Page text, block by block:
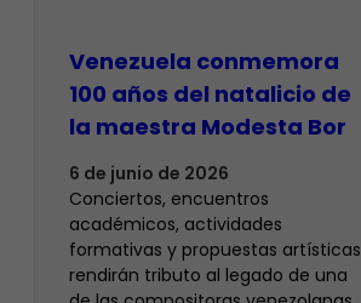
Venezuela conmemora
100 años del natalicio de
la maestra Modesta Bor
6 de junio de 2026
Conciertos, encuentros
académicos, actividades
formativas y propuestas artísticas
rendirán tributo al legado de una